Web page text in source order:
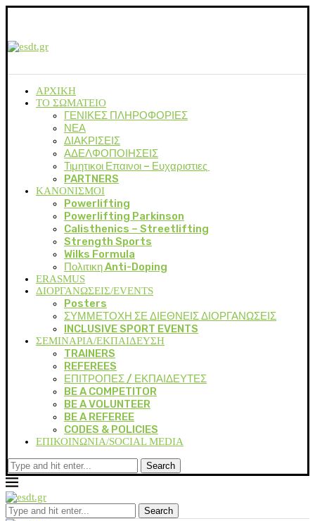
ΑΡΧΙΚΗ
ΤΟ ΣΩΜΑΤΕΙΟ
ΓΕΝΙΚΕΣ ΠΛΗΡΟΦΟΡΙΕΣ
ΝΕΑ
ΔΙΑΚΡΙΣΕΙΣ
ΑΔΕΛΦΟΠΟΙΗΣΕΙΣ
Τιμητικοι Επαινοι – Ευχαριστιες
PARTNERS
ΚΑΝΟΝΙΣΜΟΙ
Powerlifting
Powerlifting Parkinson
Calisthenics – Streetlifting
Strength Sports
Wilks Formula
Πολιτικη Anti-Doping
ERASMUS
ΔΙΟΡΓΑΝΩΣΕΙΣ/EVENTS
Posters
ΣΥΜΜΕΤΟΧΗ ΣΕ ΔΙΕΘΝΕΙΣ ΔΙΟΡΓΑΝΩΣΕΙΣ
INCLUSIVE SPORT EVENTS
ΣΕΜΙΝΑΡΙΑ/ΕΚΠΑΙΔΕΥΣΗ
TRAINERS
REFEREES
ΕΠΙΤΡΟΠΕΣ / ΕΚΠΑΙΔΕΥΤΕΣ
BE A COMPETITOR
BE A VOLUNTEER
BE A REFEREE
CODES & POLICIES
ΕΠΙΚΟΙΝΩΝΙΑ/SOCIAL MEDIA
Search
Search